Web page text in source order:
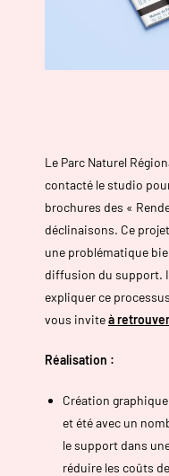
Le Parc Naturel
contacté le studio
brochures des «
déclinaisons. Ce
une problématique
diffusion du support.
expliquer ce
vous inviteà
Réalisation :
Création
et été avec un
le support dans
réduire les coûts